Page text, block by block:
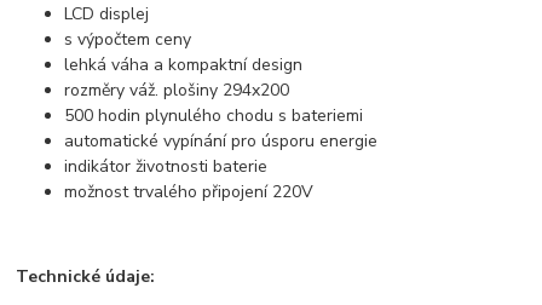
LCD displej
s výpočtem ceny
lehká váha a kompaktní design
rozměry váž. plošiny 294x200
500 hodin plynulého chodu s bateriemi
automatické vypínání pro úsporu energie
indikátor životnosti baterie
možnost trvalého připojení 220V
Technické údaje: